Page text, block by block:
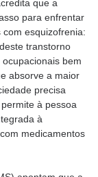
que a
para enfrentar
esquizofrenia:
transtorno
bem
absorve a maior
precisa
à pessoa
à
medicamentos